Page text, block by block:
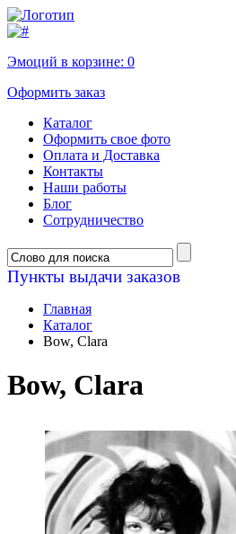
Эмоций в корзине: 0
Оформить заказ
Каталог
Оформить свое фото
Оплата и Доставка
Контакты
Наши работы
Блог
Сотрудничество
Пункты выдачи заказов
Главная
Каталог
Bow, Clara
Bow, Clara